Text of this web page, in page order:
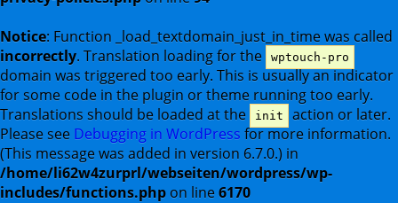
Notice: Function _load_textdomain_just_in_time was called
incorrectly. Translation loading for the wptouch-pro
domain was triggered too early. This is usually an indicator
for some code in the plugin or theme running too early.
Translations should be loaded at the
init
action or later.
Please see Debugging in WordPress for more information.
(This message was added in version 6.7.0.) in
/home/li62w4zurprl/webseiten/wordpress/wp-
includes/functions.php on line6170